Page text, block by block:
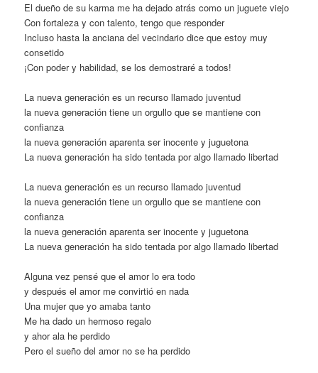
El dueño de su karma me ha dejado atrás como un juguete viejo
Con fortaleza y con talento, tengo que responder
Incluso hasta la anciana del vecindario dice que estoy muy
consetido
¡Con poder y habilidad, se los demostraré a todos!
La nueva generación es un recurso llamado juventud
la nueva generación tiene un orgullo que se mantiene con
confianza
la nueva generación aparenta ser inocente y juguetona
La nueva generación ha sido tentada por algo llamado libertad
La nueva generación es un recurso llamado juventud
la nueva generación tiene un orgullo que se mantiene con
confianza
la nueva generación aparenta ser inocente y juguetona
La nueva generación ha sido tentada por algo llamado libertad
Alguna vez pensé que el amor lo era todo
y después el amor me convirtió en nada
Una mujer que yo amaba tanto
Me ha dado un hermoso regalo
y ahor ala he perdido
Pero el sueño del amor no se ha perdido